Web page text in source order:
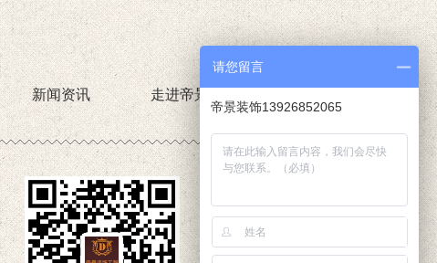
新闻资讯 走进帝景园
请您留言
帝景装饰13926852065